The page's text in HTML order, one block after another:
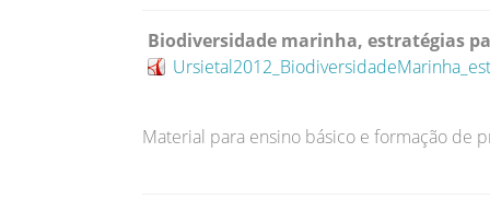
Biodiversidade marinha, estratégias
Material para ensino básico e formação de